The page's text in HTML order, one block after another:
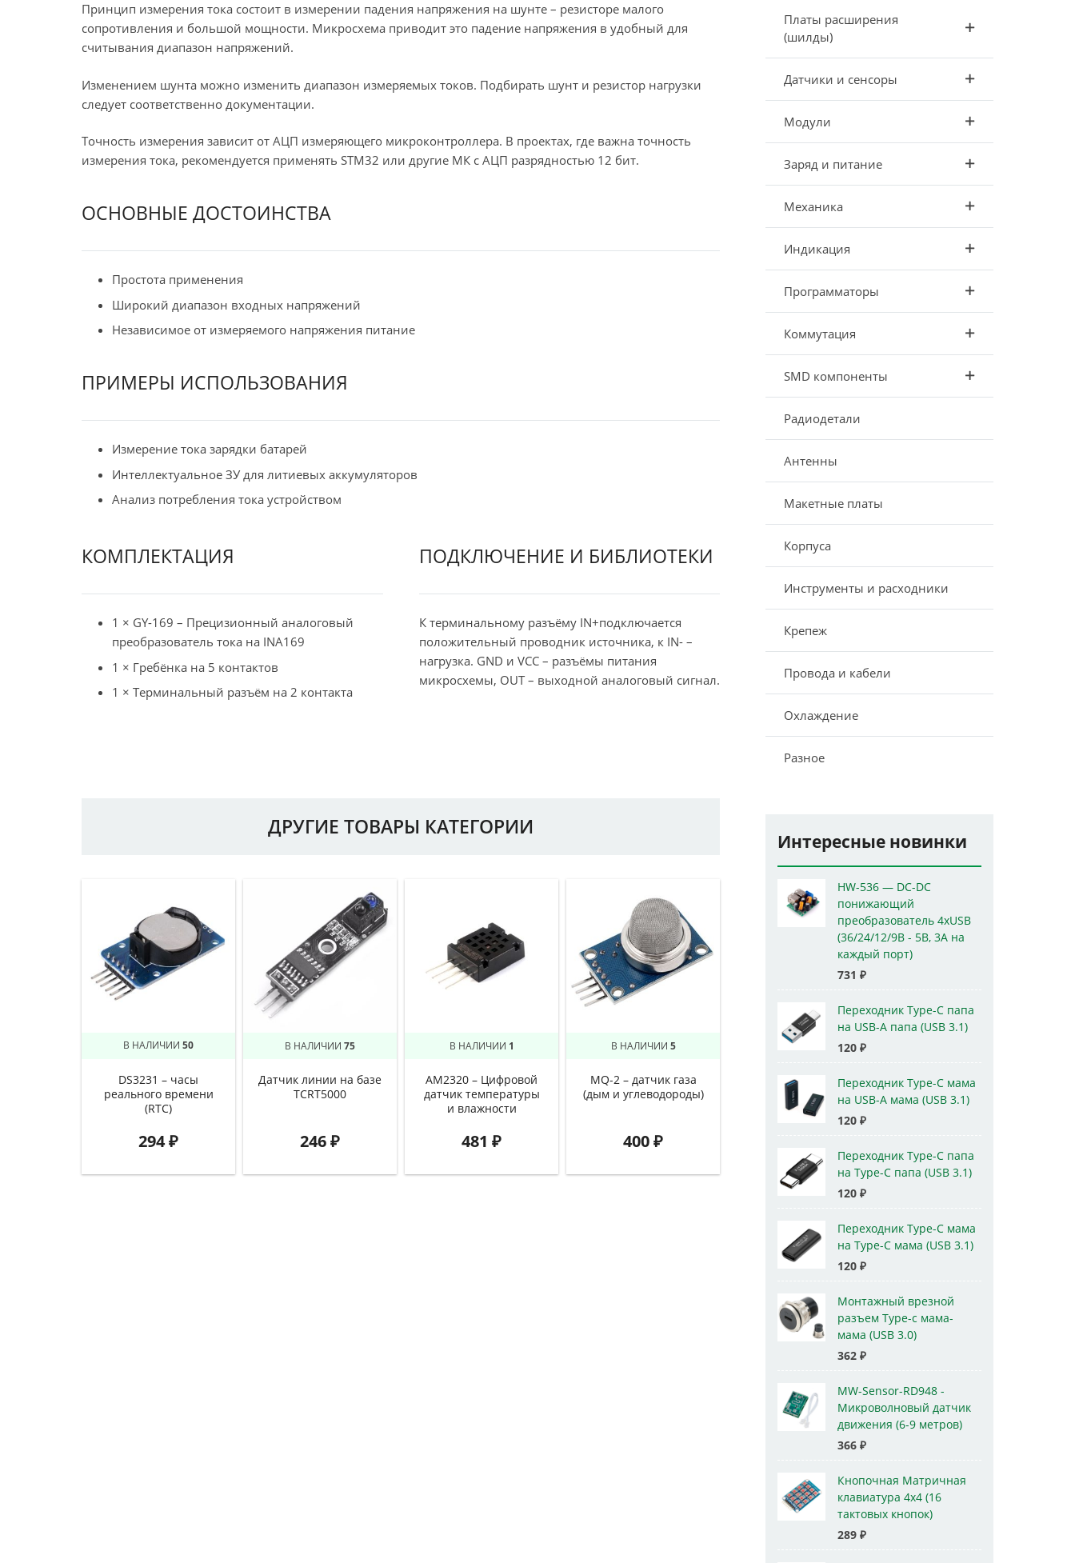
Принцип измерения тока состоит в измерении падения напряжения на шунте – резисторе малого
сопротивления и большой мощности. Микросхема приводит это падение напряжения в удобный для
считывания диапазон напряжений.
Изменением шунта можно изменить диапазон измеряемых токов. Подбирать шунт и резистор нагрузки
следует соответственно документации.
Точность измерения зависит от АЦП измеряющего микроконтроллера. В проектах, где важна точность
измерения тока, рекомендуется применять STM32 или другие МК с АЦП разрядностью 12 бит.
ОСНОВНЫЕ ДОСТОИНСТВА
Простота применения
Широкий диапазон входных напряжений
Независимое от измеряемого напряжения питание
ПРИМЕРЫ ИСПОЛЬЗОВАНИЯ
Измерение тока зарядки батарей
Интеллектуальное ЗУ для литиевых аккумуляторов
Анализ потребления тока устройством
КОМПЛЕКТАЦИЯ
1 × GY-169 – Прецизионный аналоговый
преобразователь тока на INA169
1 × Гребёнка на 5 контактов
1 × Терминальный разъём на 2 контакта
ПОДКЛЮЧЕНИЕ И БИБЛИОТЕКИ
К терминальному разъёму IN+подключается
положительный проводник источника, к IN- –
нагрузка. GND и VCC – разъёмы питания
микросхемы, OUT – выходной аналоговый сигнал.
ДРУГИЕ ТОВАРЫ КАТЕГОРИИ
В НАЛИЧИИ 50
DS3231 – часы
реального времени
(RTC)
294₽
В НАЛИЧИИ 75
Датчик линии на базе
TCRT5000
246₽
В НАЛИЧИИ 1
AM2320 – Цифровой
датчик температуры
и влажности
481 ₽
В НАЛИЧИИ 5
MQ-2 – датчик газа
(дым и углеводороды)
400₽
Платы расширения
(шилды)
Датчики и сенсоры
Модули
Заряд и питание
Механика
Индикация
Программаторы
Коммутация
SMD компоненты
Радиодетали
Антенны
Макетные платы
Корпуса
Инструменты и расходники
Крепеж
Провода и кабели
Охлаждение
Разное
Интересные новинки
HW-536 — DC-DC
понижающий
преобразователь 4xUSB
(36/24/12/9В - 5В, 3А на
каждый порт)
731 ₽
Переходник Type-C папа
на USB-A папа (USB 3.1)
120 ₽
Переходник Type-C мама
на USB-A мама (USB 3.1)
120 ₽
Переходник Type-C папа
на Type-C папа (USB 3.1)
120 ₽
Переходник Type-C мама
на Type-C мама (USB 3.1)
120 ₽
Монтажный врезной
разъем Type-c мама-
мама (USB 3.0)
362 ₽
MW-Sensor-RD948 -
Микроволновый датчик
движения (6-9 метров)
366 ₽
Кнопочная Матричная
клавиатура 4x4 (16
тактовых кнопок)
289 ₽